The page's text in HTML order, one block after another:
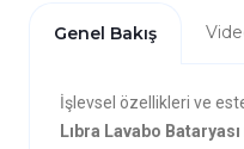
Genel Bakış
İşlevsel özellikleri ve
Lıbra Lavabo Bataryası